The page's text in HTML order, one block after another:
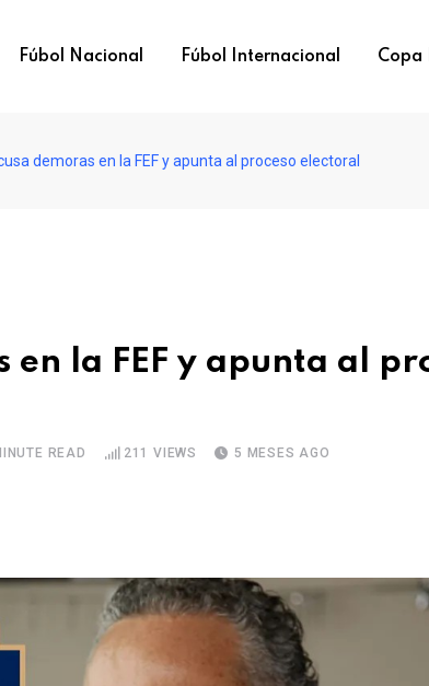
Fúbol Nacional Fúbol Internacional Copa
demoras en la FEF y apunta al proceso electoral
en la FEF y apunta al
READ 211 VIEWS 5 MESES AGO